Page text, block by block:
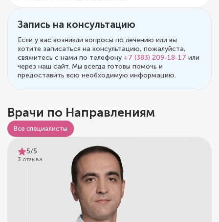
Запись на консультацию
Если у вас возникли вопросы по лечению или вы
хотите записаться на консультацию, пожалуйста,
свяжитесь с нами по телефону +7 (383) 209-18-17 или
через наш сайт. Мы всегда готовы помочь и
предоставить всю необходимую информацию.
Врачи по Направлениям
Все специалисты
5/5
3 отзыва